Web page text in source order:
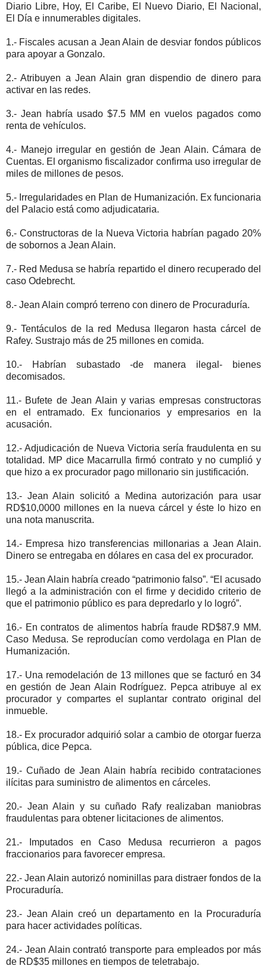
Diario Libre, Hoy, El Caribe, El Nuevo Diario, El Nacional,
El Día e innumerables digitales.
1.- Fiscales acusan a Jean Alain de desviar fondos públicos
para apoyar a Gonzalo.
2.- Atribuyen a Jean Alain gran dispendio de dinero para
activar en las redes.
3.- Jean habría usado $7.5 MM en vuelos pagados como
renta de vehículos.
4.- Manejo irregular en gestión de Jean Alain. Cámara de
Cuentas. El organismo fiscalizador confirma uso irregular de
miles de millones de pesos.
5.- Irregularidades en Plan de Humanización. Ex funcionaria
del Palacio está como adjudicataria.
6.- Constructoras de la Nueva Victoria habrían pagado 20%
de sobornos a Jean Alain.
7.- Red Medusa se habría repartido el dinero recuperado del
caso Odebrecht.
8.- Jean Alain compró terreno con dinero de Procuraduría.
9.- Tentáculos de la red Medusa llegaron hasta cárcel de
Rafey. Sustrajo más de 25 millones en comida.
10.- Habrían subastado -de manera ilegal- bienes
decomisados.
11.- Bufete de Jean Alain y varias empresas constructoras
en el entramado. Ex funcionarios y empresarios en la
acusación.
12.- Adjudicación de Nueva Victoria sería fraudulenta en su
totalidad. MP dice Macarrulla firmó contrato y no cumplió y
que hizo a ex procurador pago millonario sin justificación.
13.- Jean Alain solicitó a Medina autorización para usar
RD$10,0000 millones en la nueva cárcel y éste lo hizo en
una nota manuscrita.
14.- Empresa hizo transferencias millonarias a Jean Alain.
Dinero se entregaba en dólares en casa del ex procurador.
15.- Jean Alain habría creado “patrimonio falso”. “El acusado
llegó a la administración con el firme y decidido criterio de
que el patrimonio público es para depredarlo y lo logró”.
16.- En contratos de alimentos habría fraude RD$87.9 MM.
Caso Medusa. Se reproducían como verdolaga en Plan de
Humanización.
17.- Una remodelación de 13 millones que se facturó en 34
en gestión de Jean Alain Rodríguez. Pepca atribuye al ex
procurador y compartes el suplantar contrato original del
inmueble.
18.- Ex procurador adquirió solar a cambio de otorgar fuerza
pública, dice Pepca.
19.- Cuñado de Jean Alain habría recibido contrataciones
ilícitas para suministro de alimentos en cárceles.
20.- Jean Alain y su cuñado Rafy realizaban maniobras
fraudulentas para obtener licitaciones de alimentos.
21.- Imputados en Caso Medusa recurrieron a pagos
fraccionarios para favorecer empresa.
22.- Jean Alain autorizó nominillas para distraer fondos de la
Procuraduría.
23.- Jean Alain creó un departamento en la Procuraduría
para hacer actividades políticas.
24.- Jean Alain contrató transporte para empleados por más
de RD$35 millones en tiempos de teletrabajo.